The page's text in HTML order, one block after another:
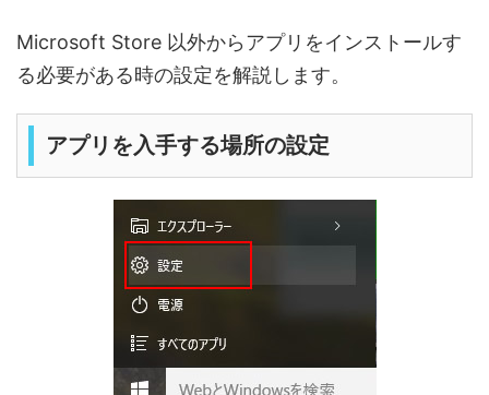
Microsoft Store 以外からアプリをインストールす
る必要がある時の設定を解説します。
アプリを入手する場所の設定